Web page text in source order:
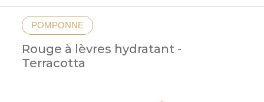
POMPONNE
Rouge à lèvres hydratant -
Terracotta